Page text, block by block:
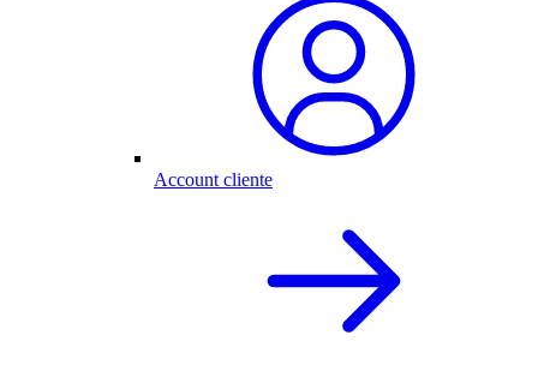
Account cliente